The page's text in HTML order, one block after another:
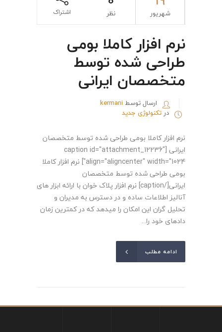
شهریور نظر اشتراک
نرم افزار کاملا بومی
طراحی شده توسط
متخصصان ایرانی
ارسال توسط kermani
در تکنولوژی جدید
نرم افزار کاملا بومی طراحی شده توسط متخصصان
ایرانی [caption id="attachment_12236"
align="aligncenter" width="1024"] نرم افزار کاملا
بومی طراحی شده توسط متخصصان
ایرانی[/caption] نرم افزار پلاک خوان با ارائه ابزار های
آنالیز اطلاعات ساده و در دسترس به مدیران و
تحلیل گران این امکان را میدهد که در کمترین زمان
دادهای خود را...
ادامه مطلب